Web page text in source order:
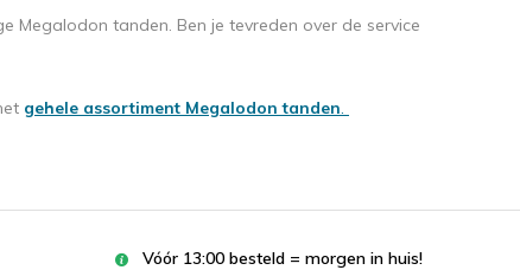
Megalodon tanden. Ben je tevreden over de service
gehele assortiment Megalodon tanden.
Vóór 13:00 besteld = morgen in huis!